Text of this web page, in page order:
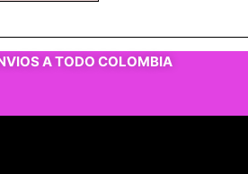
A TODO COLOMBIA